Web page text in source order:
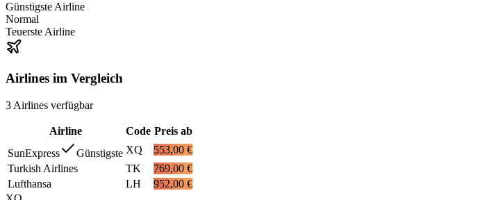
Günstigste Airline
Normal
Teuerste Airline
Airlines im Vergleich
3 Airlines verfügbar
Airline Code Preis ab
SunExpress
Günstigste XQ
553,00 €
Turkish Airlines
TK
769,00 €
Lufthansa
LH
952,00 €